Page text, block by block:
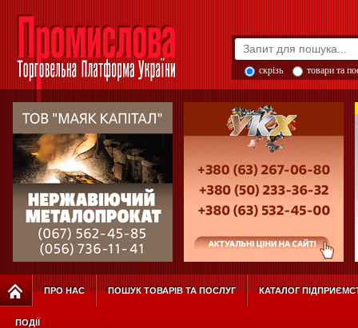
скрізь товари та
ПРО НАС ПОШУК ТОВАРІВ ТА ПОСЛУГ КАТАЛОГ
ПОДІЇ